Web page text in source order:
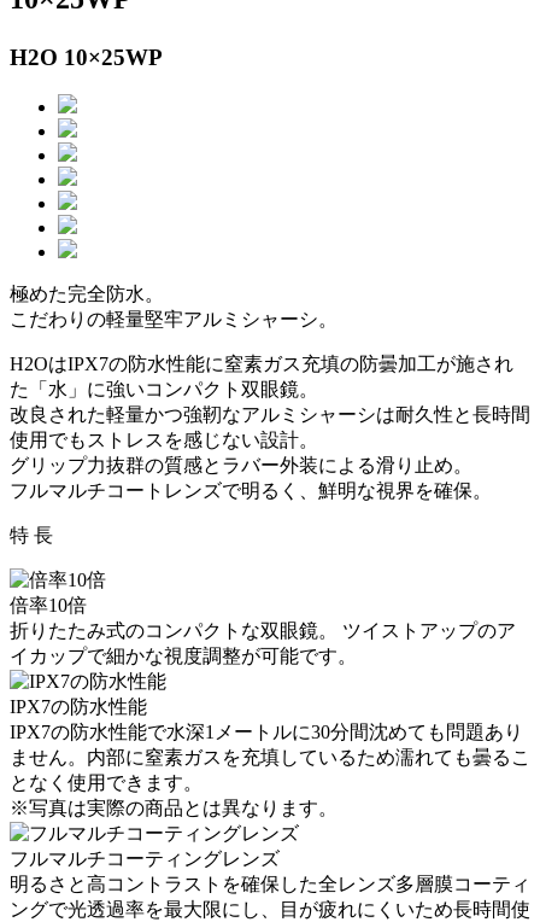
H2O 10×25WP
極めた完全防水。
こだわりの軽量堅牢アルミシャーシ。
H2OはIPX7の防水性能に窒素ガス充填の防曇加工が施され
た「水」に強いコンパクト双眼鏡。
改良された軽量かつ強靭なアルミシャーシは耐久性と長時間
使用でもストレスを感じない設計。
グリップ力抜群の質感とラバー外装による滑り止め。
フルマルチコートレンズで明るく、鮮明な視界を確保。
特 長
倍率10倍
折りたたみ式のコンパクトな双眼鏡。 ツイストアップのア
イカップで細かな視度調整が可能です。
IPX7の防水性能
IPX7の防水性能で水深1メートルに30分間沈めても問題あり
ません。内部に窒素ガスを充填しているため濡れても曇るこ
となく使用できます。
※写真は実際の商品とは異なります。
フルマルチコーティングレンズ
明るさと高コントラストを確保した全レンズ多層膜コーティ
ングで光透過率を最大限にし、目が疲れにくいため長時間使